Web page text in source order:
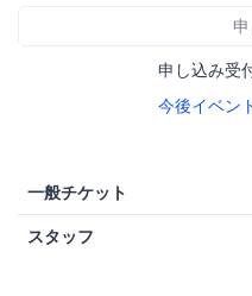
申し込み受
今後イベン
一般チケット
スタッフ